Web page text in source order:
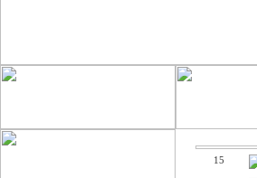
15